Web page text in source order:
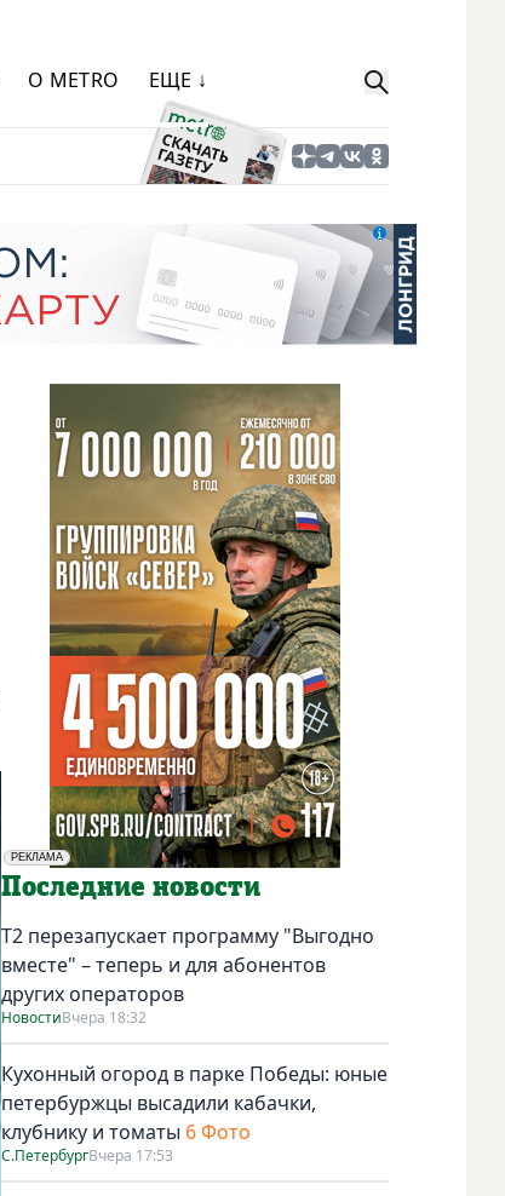
О METRO ЕЩЕ ↓
РЕКЛАМА
Социальная реклама
Последние новости
Т2 перезапускает программу "Выгодно
вместе" – теперь и для абонентов
других операторов
НовостиВчера 18:32
Кухонный огород в парке Победы: юные
петербуржцы высадили кабачки,
клубнику и томаты 6 Фото
С.ПетербургВчера 17:53